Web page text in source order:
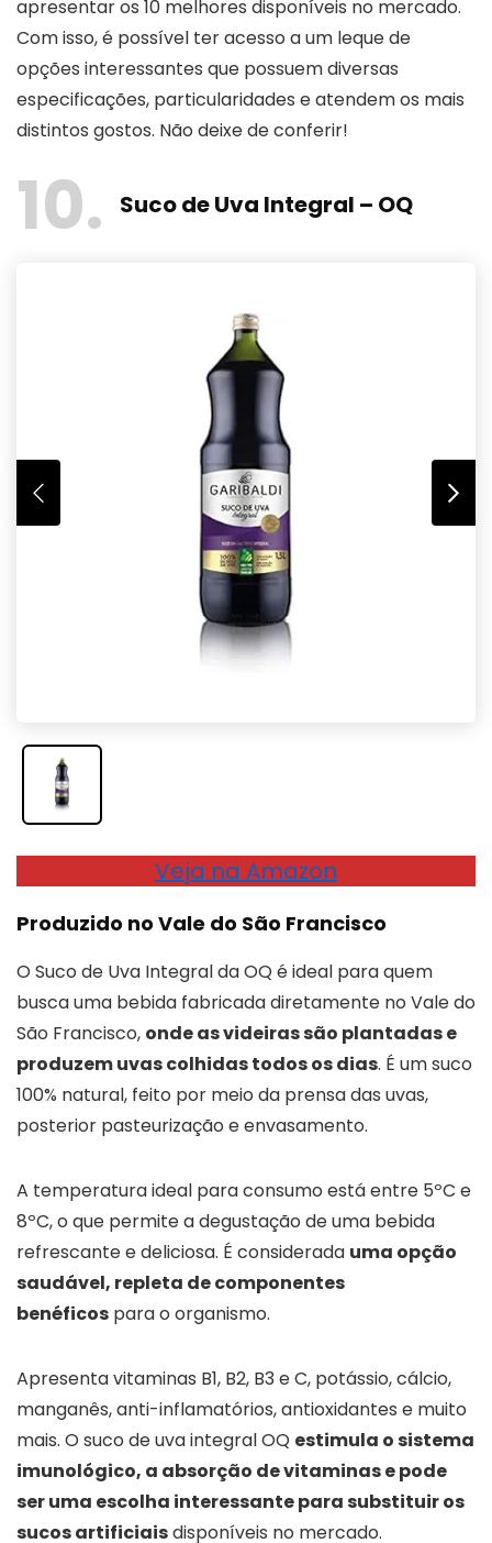
apresentar os 10 melhores disponíveis no mercado.
Com isso, é possível ter acesso a um leque de
opções interessantes que possuem diversas
especificações, particularidades e atendem os mais
distintos gostos. Não deixe de conferir!
10 Suco de Uva Integral – OQ
Veja na Amazon
Produzido no Vale do São Francisco
O Suco de Uva Integral da OQ é ideal para quem
busca uma bebida fabricada diretamente no Vale do
São Francisco, onde as videiras são plantadas e
produzem uvas colhidas todos os dias. É um suco
100% natural, feito por meio da prensa das uvas,
posterior pasteurização e envasamento.
A temperatura ideal para consumo está entre 5ºC e
8ºC, o que permite a degustação de uma bebida
refrescante e deliciosa. É considerada uma opção
saudável, repleta de componentes
benéficos para o organismo.
Apresenta vitaminas B1, B2, B3 e C, potássio, cálcio,
manganês, anti-inflamatórios, antioxidantes e muito
mais. O suco de uva integral OQ estimula o sistema
imunológico, a absorção de vitaminas e pode
ser uma escolha interessante para substituir os
sucos artificiaisdisponíveis no mercado.